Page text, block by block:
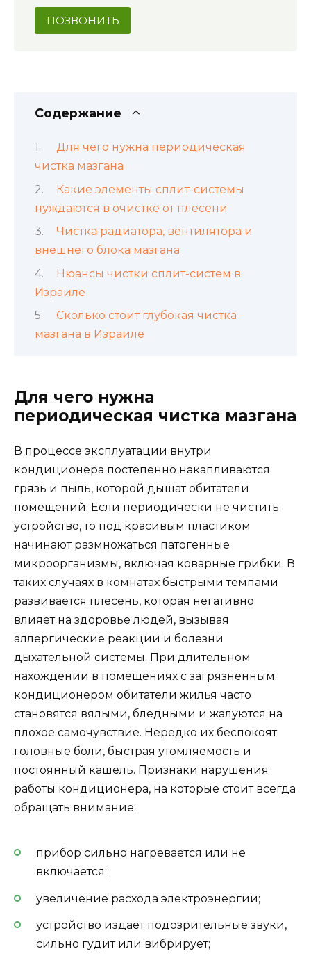
ПОЗВОНИТЬ
Содержание
Для чего нужна периодическая
чистка мазгана
Какие элементы сплит-системы
нуждаются в очистке от плесени
Чистка радиатора, вентилятора и
внешнего блока мазгана
Нюансы чистки сплит-систем в
Израиле
Сколько стоит глубокая чистка
мазгана в Израиле
Для чего нужна
периодическая чистка мазгана
В процессе эксплуатации внутри
кондиционера постепенно накапливаются
грязь и пыль, которой дышат обитатели
помещений. Если периодически не чистить
устройство, то под красивым пластиком
начинают размножаться патогенные
микроорганизмы, включая коварные грибки. В
таких случаях в комнатах быстрыми темпами
развивается плесень, которая негативно
влияет на здоровье людей, вызывая
аллергические реакции и болезни
дыхательной системы. При длительном
нахождении в помещениях с загрязненным
кондиционером обитатели жилья часто
становятся вялыми, бледными и жалуются на
плохое самочувствие. Нередко их беспокоят
головные боли, быстрая утомляемость и
постоянный кашель. Признаки нарушения
работы кондиционера, на которые стоит всегда
обращать внимание:
прибор сильно нагревается или не
включается;
увеличение расхода электроэнергии;
устройство издает подозрительные звуки,
сильно гудит или вибрирует;